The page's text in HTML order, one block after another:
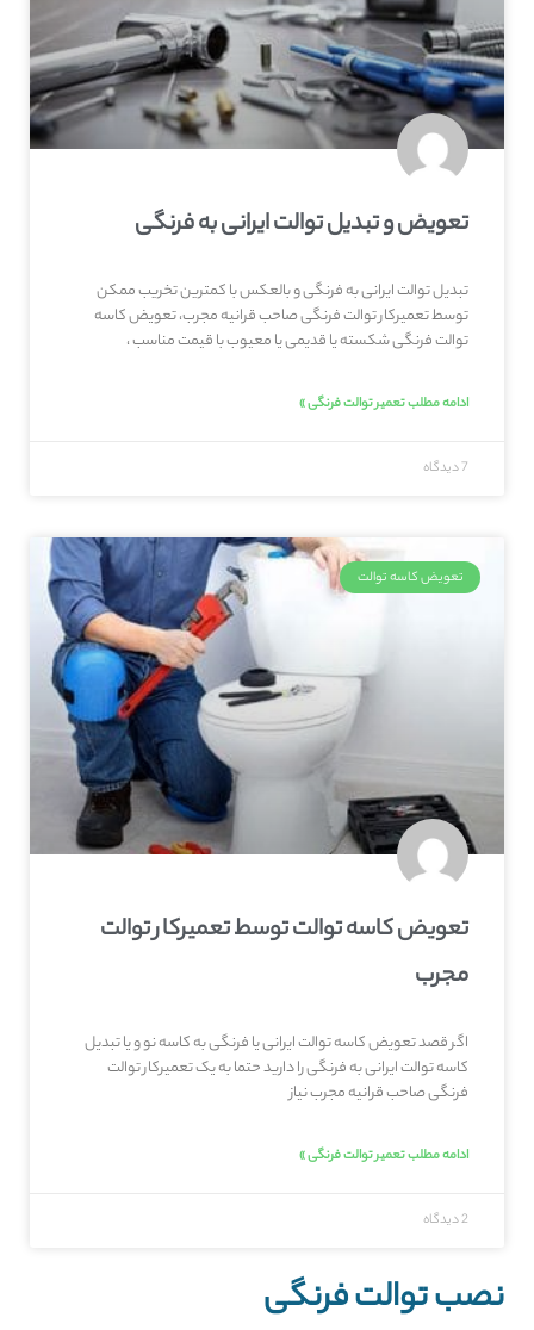
تعویض و تبدیل توالت ایرانی به فرنگی
تبدیل توالت ایرانی به فرنگی و بالعکس با کمترین تخریب ممکن
توسط تعمیرکار توالت فرنگی صاحب‌ قرانیه مجرب، تعویض کاسه
توالت فرنگی شکسته یا قدیمی یا معیوب با قیمت مناسب ،
ادامه مطلب تعمیر توالت فرنگی »
7 دیدگاه
تعویض کاسه توالت
تعویض کاسه توالت توسط تعمیرکار توالت
مجرب
اگر قصد تعویض کاسه توالت ایرانی یا فرنگی به کاسه نو و یا تبدیل
کاسه توالت ایرانی به فرنگی را دارید حتما به یک تعمیرکار توالت
فرنگی صاحب‌ قرانیه مجرب نیاز
ادامه مطلب تعمیر توالت فرنگی »
2 دیدگاه
نصب توالت فرنگی